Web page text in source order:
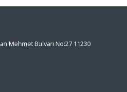
Mehmet Bulvarı No:27 11230